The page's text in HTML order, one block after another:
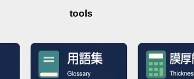
tools